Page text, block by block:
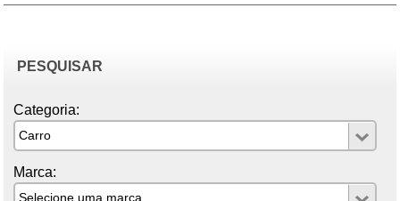
PESQUISAR
Categoria:
Marca: